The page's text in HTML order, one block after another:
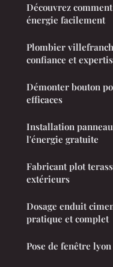
Découvrez
énergie facilement
Plombier
confiance et
Démonter bouton
efficaces
Installation
l'énergie gratuite
Fabricant plot
extérieurs
Dosage enduit
pratique et complet
Pose de fenêtre